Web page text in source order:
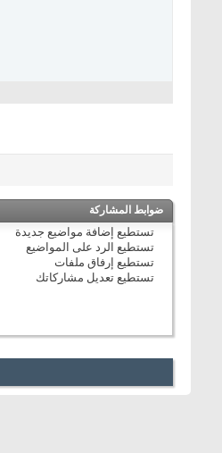
ضوابط المشاركة
تستطيعإضافة مواضيع جديدة
تستطيعالرد على المواضيع
تستطيعإرفاق ملفات
تستطيعتعديل مشاركاتك